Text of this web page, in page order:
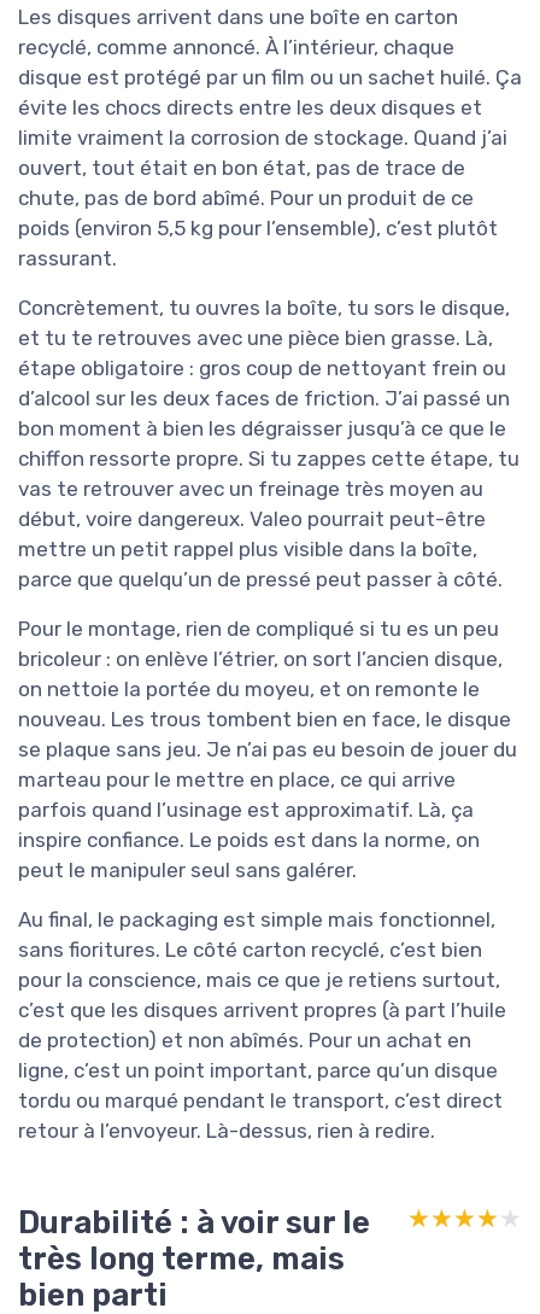
Les disques arrivent dans une boîte en carton
recyclé, comme annoncé. À l’intérieur, chaque
disque est protégé par un film ou un sachet huilé. Ça
évite les chocs directs entre les deux disques et
limite vraiment la corrosion de stockage. Quand j’ai
ouvert, tout était en bon état, pas de trace de
chute, pas de bord abîmé. Pour un produit de ce
poids (environ 5,5 kg pour l’ensemble), c’est plutôt
rassurant.
Concrètement, tu ouvres la boîte, tu sors le disque,
et tu te retrouves avec une pièce bien grasse. Là,
étape obligatoire : gros coup de nettoyant frein ou
d’alcool sur les deux faces de friction. J’ai passé un
bon moment à bien les dégraisser jusqu’à ce que le
chiffon ressorte propre. Si tu zappes cette étape, tu
vas te retrouver avec un freinage très moyen au
début, voire dangereux. Valeo pourrait peut-être
mettre un petit rappel plus visible dans la boîte,
parce que quelqu’un de pressé peut passer à côté.
Pour le montage, rien de compliqué si tu es un peu
bricoleur : on enlève l’étrier, on sort l’ancien disque,
on nettoie la portée du moyeu, et on remonte le
nouveau. Les trous tombent bien en face, le disque
se plaque sans jeu. Je n’ai pas eu besoin de jouer du
marteau pour le mettre en place, ce qui arrive
parfois quand l’usinage est approximatif. Là, ça
inspire confiance. Le poids est dans la norme, on
peut le manipuler seul sans galérer.
Au final, le packaging est simple mais fonctionnel,
sans fioritures. Le côté carton recyclé, c’est bien
pour la conscience, mais ce que je retiens surtout,
c’est que les disques arrivent propres (à part l’huile
de protection) et non abîmés. Pour un achat en
ligne, c’est un point important, parce qu’un disque
tordu ou marqué pendant le transport, c’est direct
retour à l’envoyeur. Là-dessus, rien à redire.
Durabilité : à voir sur le
très long terme, mais
bien parti
★★★★★
★★★★★